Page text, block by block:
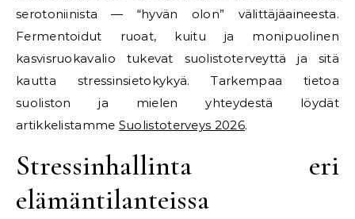
serotoniinista — “hyvän olon” välittäjäaineesta.
Fermentoidut ruoat, kuitu ja monipuolinen
kasvisruokavalio tukevat suolistoterveyttä ja sitä
kautta stressinsietokykyä. Tarkempaa tietoa
suoliston ja mielen yhteydestä löydät
artikkelistamme Suolistoterveys 2026.
Stressinhallinta eri
elämäntilanteissa